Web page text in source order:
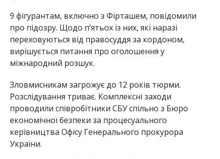
9 фігурантам, включно з Фірташем, повідомили
про підозру. Щодо п’ятьох із них, які наразі
переховуються від правосуддя за кордоном,
вирішується питання про оголошення у
міжнародний розшук.
Зловмисникам загрожує до 12 років тюрми.
Розслідування триває. Комплексні заходи
проводили співробітники СБУ спільно з Бюро
економічної безпеки за процесуального
керівництва Офісу Генерального прокурора
України.